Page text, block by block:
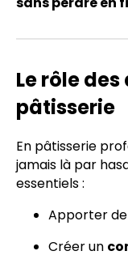
Le rôle
pâtisserie
En pâtisserie
jamais là par
essentiels :
Apporter
Créer un